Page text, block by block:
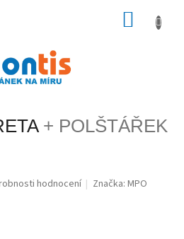
+ POLŠTÁŘEK
hodnocení Značka:MPO